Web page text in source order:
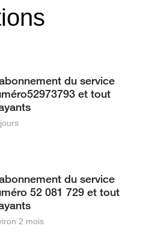
du service
et tout
du service
52 081 729 et tout
2 mois